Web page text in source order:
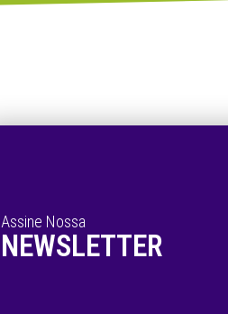
Assine Nossa
NEWSLETTER